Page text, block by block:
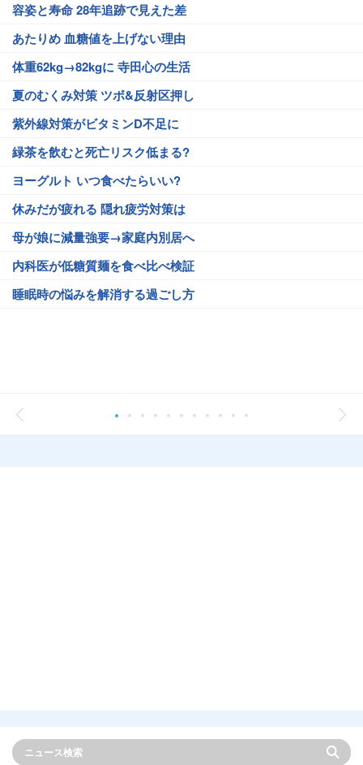
容姿と寿命 28年追跡で見えた差
あたりめ 血糖値を上げない理由
体重62kg→82kgに 寺田心の生活
夏のむくみ対策 ツボ&反射区押し
紫外線対策がビタミンD不足に
緑茶を飲むと死亡リスク低まる?
ヨーグルト いつ食べたらいい?
休みだが疲れる 隠れ疲労対策は
母が娘に減量強要→家庭内別居へ
内科医が低糖質麺を食べ比べ検証
睡眠時の悩みを解消する過ごし方